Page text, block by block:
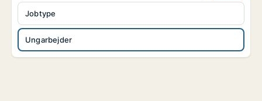
Ungarbejder
Jobtype